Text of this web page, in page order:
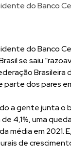
do Banco
do Banco
se saiu
Brasileira
parte dos pares
a gente junta o
4,1%, uma
média em 2021.
de